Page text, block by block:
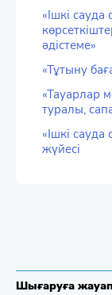
«Ішкі
әдістеме»
«Тұтыну
«Тауарлар
туралы,
«Ішкі
жүйесі
Шығаруға